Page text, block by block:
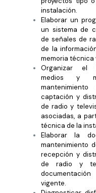
instalación.
Elaborar un
un sistema de
de señales de
de la
memoria técnica
Organizar el
medios y
captación y
de radio y
asociadas, a
técnica de la
Elaborar la
mantenimiento
recepción y
de radio y
vigente.